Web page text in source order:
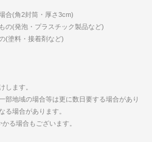
合(角2封筒・厚さ3cm)
の(発泡・プラスチック製品など)
(塗料・接着剤など)
します。
地域の場合等は更に数日要する場合があり
る場合があります。
る場合もございます。